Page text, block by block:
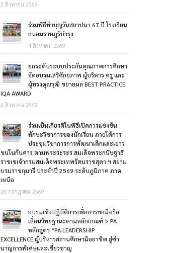
5 สิงหาคม 2569
ร่วมพิธีทำบุญวันสถาปนา 67 ปี โรงเรียน
ถนอมราษฎร์บำรุง
4 สิงหาคม 2569
ยกระดับระบบประกันคุณภาพการศึกษา
จัดอบรมเสริศักยภาพ ผู้บริหาร ครู และ
ผู้ทรงคุณวุฒิ ขยายผล BEST PRACTICE
IQA AWARD
4 สิงหาคม 2569
ร่วมเป็นเกียรติในพิธีเปิดการแข่งขัน
ทักษะวิชาการของนักเรียน ภายใต้การ
ประชุมวิชาการการพัฒนาเด็กและเยาว
ขนในกันศาร ตามพระระระร สมเด็จพระกนิษฐาธิ
ราชเชเจ้ากรมสมเด็จพระเทพรัตนราชสุดา ฯ สยาม
บรมราชกุมารี ประจำปี 2569 ระดับภูมิภาค ภาค
เหนือ
28 กรกฎาคม 2569
อบรมเชิงปฏิบัติการเพื่อการขอมีหรือ
เลื่อนวิทยฐานะตามหลักเกณฑ์ > PA
หลักสูตร “PA LEADERSHIP
EXCELLENCE ผู้บริหารสถานศึกษามืออาชีพ สู่ซ่า
นาญการพิเศษและเชี่ยวชาญ